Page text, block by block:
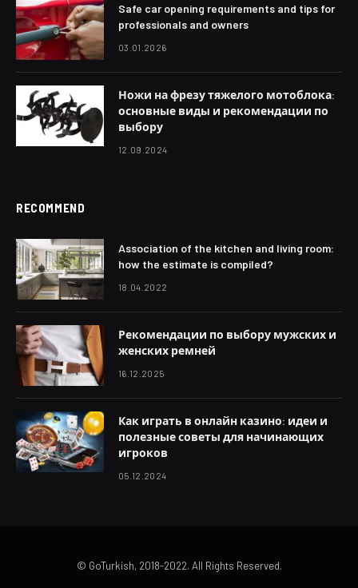
Safe car opening requirements and tips for
professionals and owners
03.01.2026
Ножи на фрезу тяжелого мотоблока:
основные виды и рекомендации по
выбору
12.09.2024
RECOMMEND
Association of the kitchen and living room:
how the estimate is compiled?
18.04.2022
Рекомендации по выбору мужских и
женских ремней
16.12.2025
Как играть в онлайн казино: идеи и
полезные советы для начинающих
игроков
05.12.2024
© GoTurkish, 2018-2022. All Rights Reserved.